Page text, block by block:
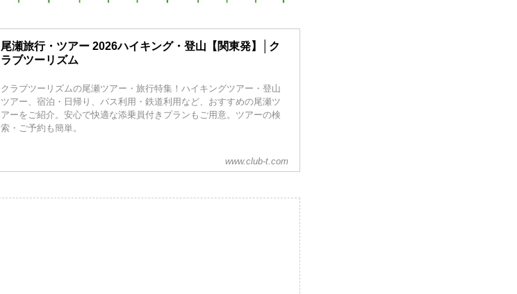
尾瀬旅行・ツアー 2026ハイキング・登山【関東発】│ク
ラブツーリズム
クラブツーリズムの尾瀬ツアー・旅行特集！ハイキングツアー・登山
ツアー、宿泊・日帰り、バス利用・鉄道利用など、おすすめの尾瀬ツ
アーをご紹介。安心で快適な添乗員付きプランもご用意。ツアーの検
索・ご予約も簡単。
www.club-t.com